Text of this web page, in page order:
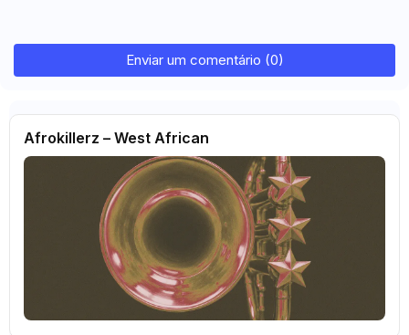
Enviar um comentário (0)
Afrokillerz – West African